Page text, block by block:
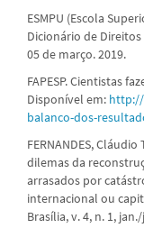
ESMPU (Escola
Dicionário de
05 de março. 2019.
FAPESP. Cientistas
Disponível em: http://
balanco-dos-
FERNANDES,
dilemas da
arrasados por
internacional ou
Brasília, v. 4, n. 1,